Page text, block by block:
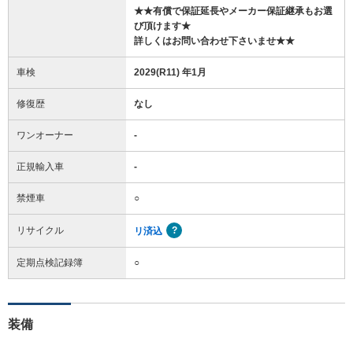
★★有償で保証延長やメーカー保証継承もお選
び頂けます★
詳しくはお問い合わせ下さいませ★★
車検 2029(R11) 年1月
修復歴 なし
ワンオーナー -
正規輸入車 -
禁煙車 ○
リサイクル リ済込
定期点検記録簿 ○
装備